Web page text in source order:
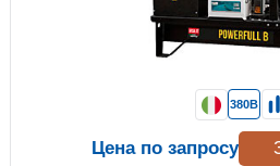
380В
Цена по запросу